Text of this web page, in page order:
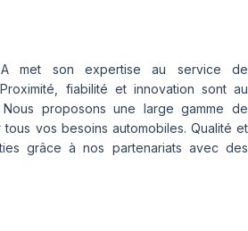
met son expertise au service de
fiabilité et innovation sont au
proposons une large gamme de
vos besoins automobiles. Qualité et
grâce à nos partenariats avec des